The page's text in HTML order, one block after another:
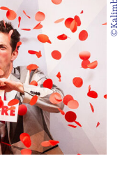
©Kalimba